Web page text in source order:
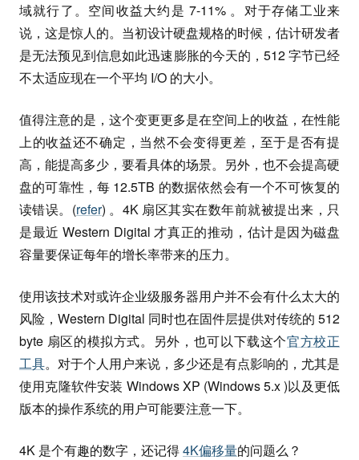
域就行了。空间收益大约是 7-11% 。对于存储工业来
说，这是惊人的。当初设计硬盘规格的时候，估计研发者
是无法预见到信息如此迅速膨胀的今天的，512 字节已经
不太适应现在一个平均 I/O 的大小。
值得注意的是，这个变更更多是在空间上的收益，在性能
上的收益还不确定，当然不会变得更差，至于是否有提
高，能提高多少，要看具体的场景。另外，也不会提高硬
盘的可靠性，每 12.5TB 的数据依然会有一个不可恢复的
读错误。(refer) 。4K 扇区其实在数年前就被提出来，只
是最近 Western Digital 才真正的推动，估计是因为磁盘
容量要保证每年的增长率带来的压力。
使用该技术对或许企业级服务器用户并不会有什么太大的
风险，Western Digital 同时也在固件层提供对传统的 512
byte 扇区的模拟方式。另外，也可以下载这个官方校正
工具。对于个人用户来说，多少还是有点影响的，尤其是
使用克隆软件安装 Windows XP (Windows 5.x )以及更低
版本的操作系统的用户可能要注意一下。
4K 是个有趣的数字，还记得4K偏移量的问题么？